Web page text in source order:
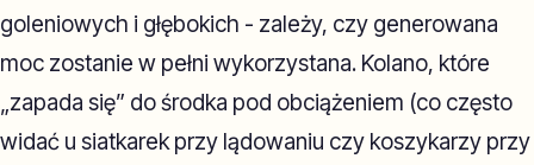
goleniowych i głębokich - zależy, czy generowana
moc zostanie w pełni wykorzystana. Kolano, które
„zapada się” do środka pod obciążeniem (co często
widać u siatkarek przy lądowaniu czy koszykarzy przy